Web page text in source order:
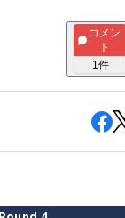
コメン
ト
1件